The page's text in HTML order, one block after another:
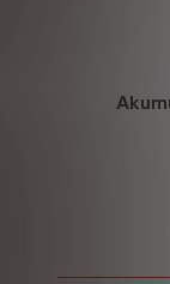
iekļautais 3.